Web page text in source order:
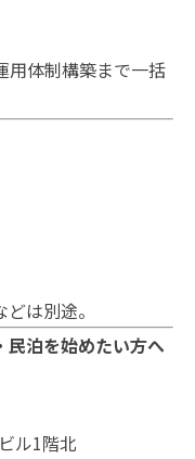
用体制構築まで一括
は別途。
民泊を始めたい方へ
ル1階北